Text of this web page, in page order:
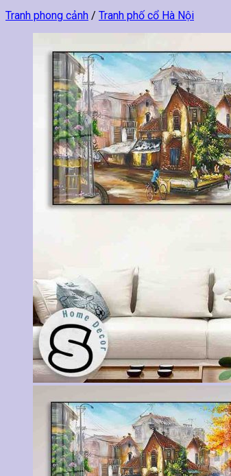
Tranh phong cảnh / Tranh phố cổ Hà Nội